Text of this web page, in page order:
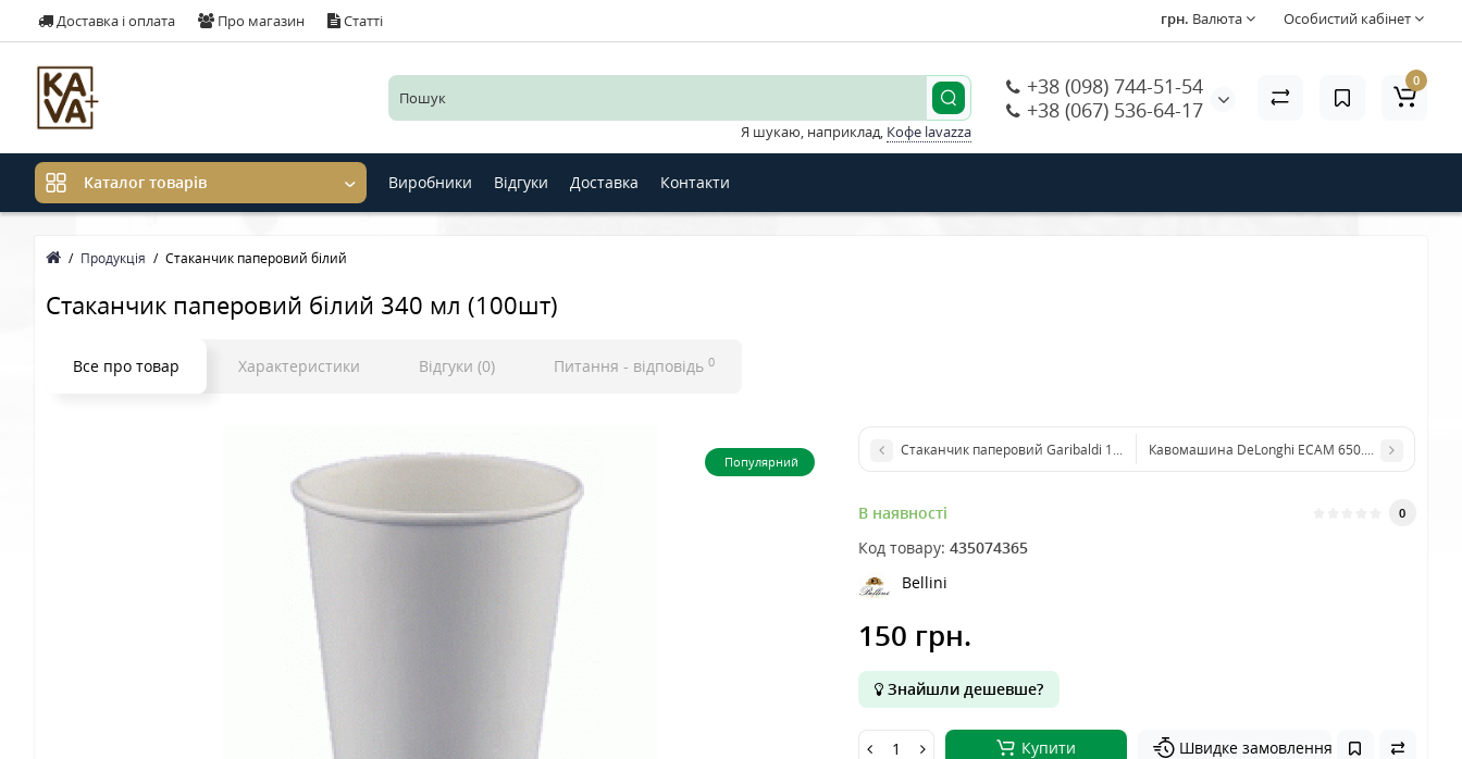
Доставка і оплата Про магазин Статті Особистий кабінет
грн. Валюта
+38 (098) 744-51-54
+38 (067) 536-64-17
Я шукаю, наприклад, Кофе lavazza
0
Каталог товарів Виробники Відгуки Доставка Контакти
Продукція Стаканчик паперовий білий
Стаканчик паперовий білий 340 мл (100шт)
Все про товар Характеристики Відгуки (0) Питання - відповідь 0
Популярний
Стаканчик паперовий Garibaldi 175 мл (100шт)Кавомашина DeLonghi ECAM 650.75 MS
В наявності 0
Код товару: 435074365
Bellini
150 грн.
Знайшли дешевше?
Купити Швидке замовлення